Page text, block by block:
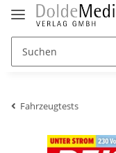
Fahrzeugtests